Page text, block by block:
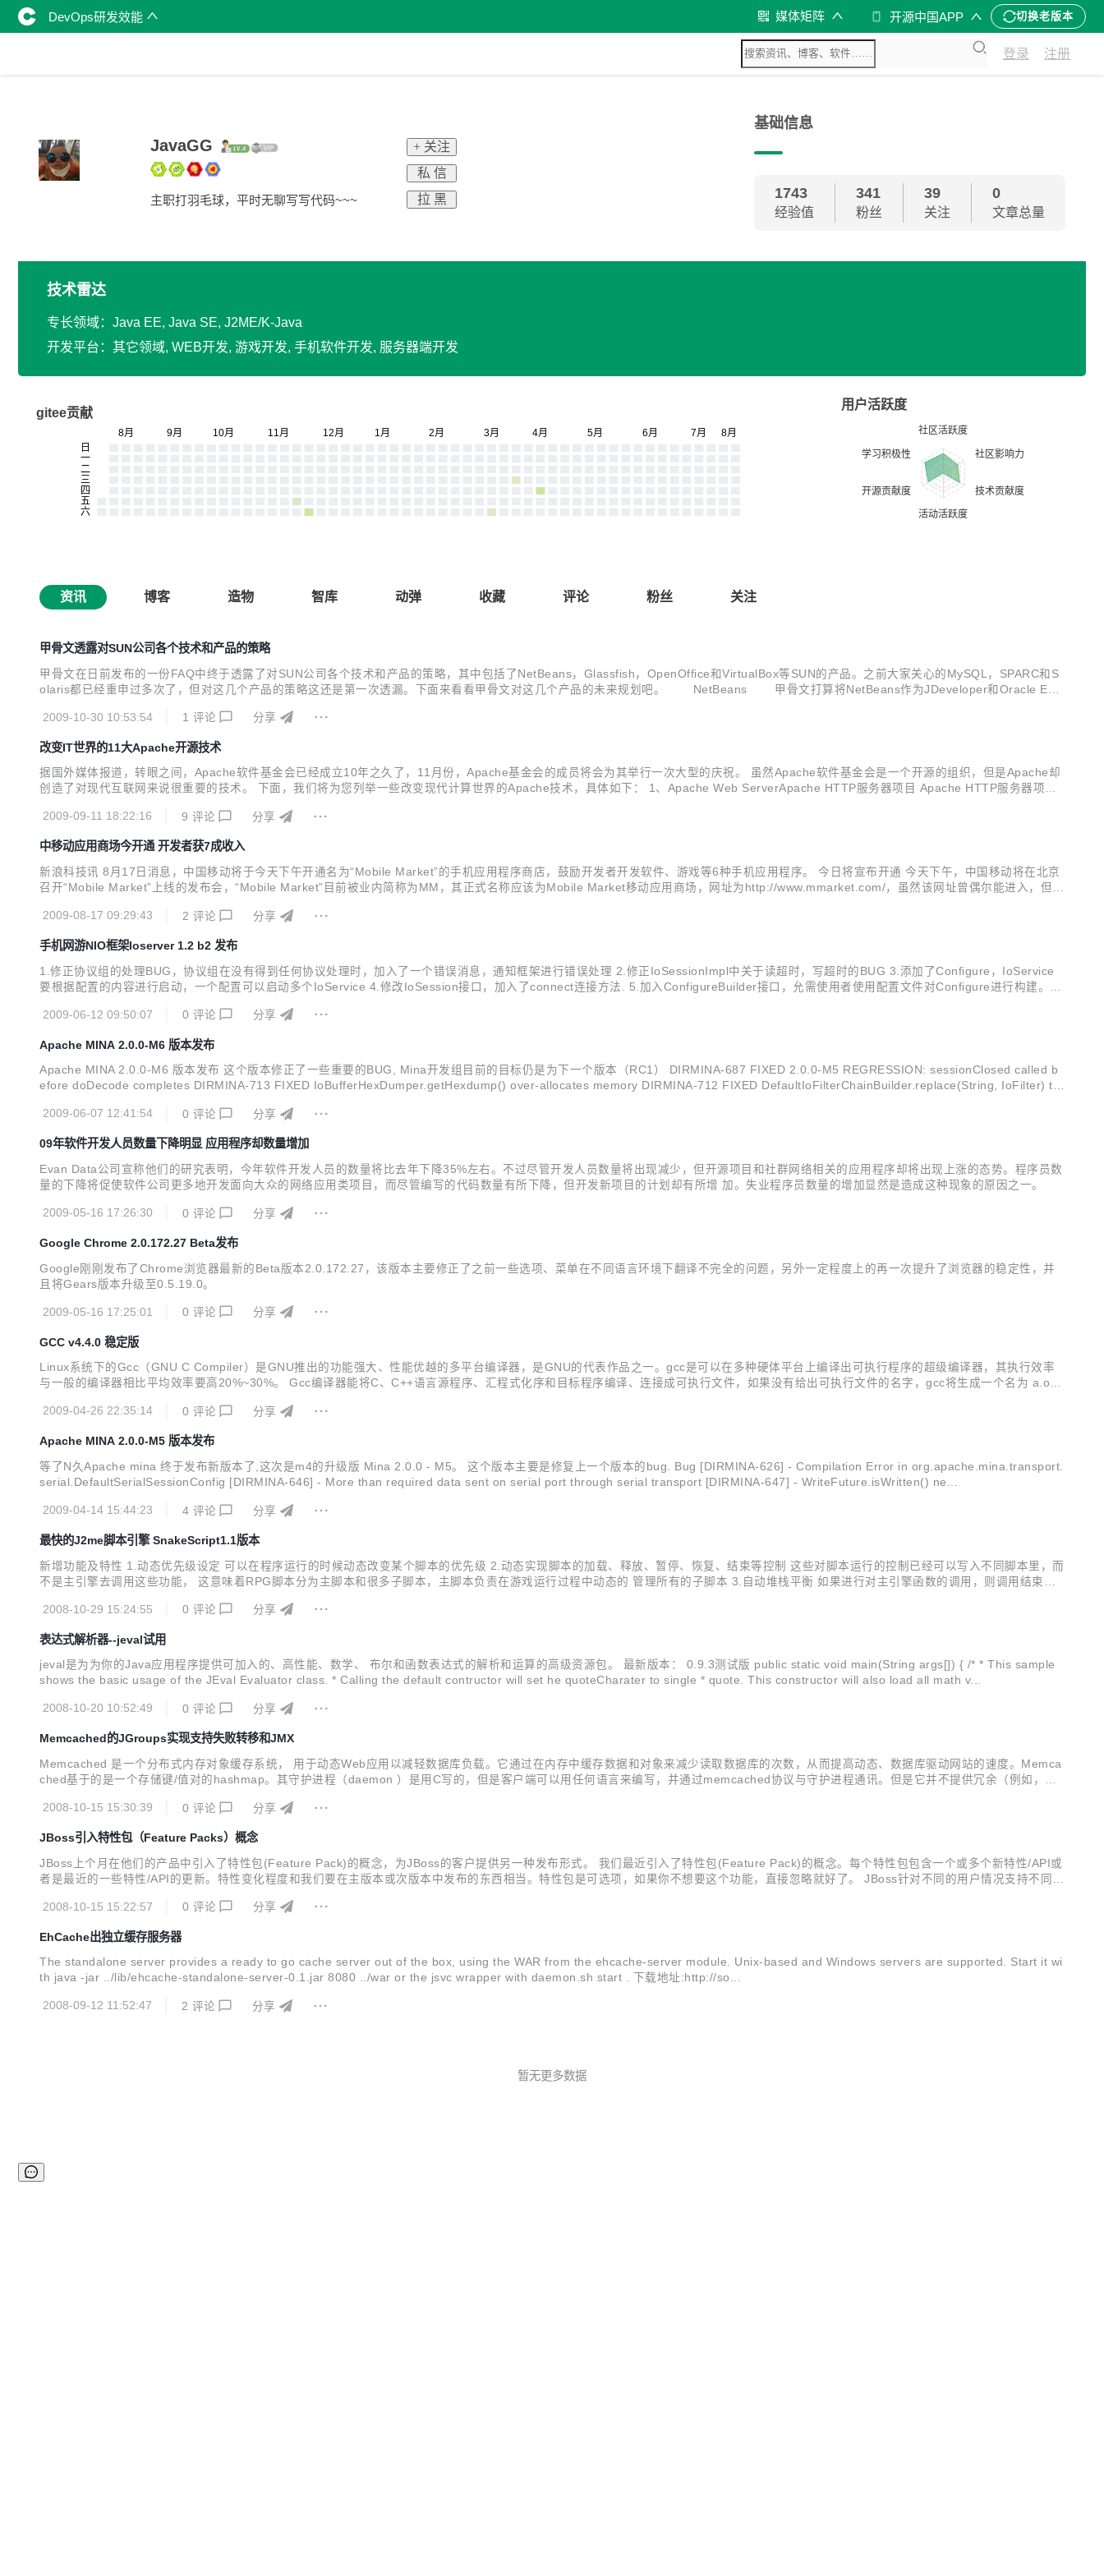
DevOps研发效能 媒体矩阵 开源中国APP 切换老版本
登录 注册
JavaGG
主职打羽毛球，平时无聊写写代码~~~
+ 关注
私 信
拉 黑
基础信息
1743
经验值
341
粉丝
39
关注
0
文章总量
技术雷达
专长领域：Java EE, Java SE, J2ME/K-Java
开发平台：其它领域, WEB开发, 游戏开发, 手机软件开发, 服务器端开发
gitee贡献
用户活跃度
资讯 博客 造物 智库 动弹 收藏 评论 粉丝 关注
甲骨文透露对SUN公司各个技术和产品的策略
甲骨文在日前发布的一份FAQ中终于透露了对SUN公司各个技术和产品的策略，其中包括了NetBeans，Glassfish，OpenOffice和VirtualBox等SUN的产品。之前大家关心的MySQL，SPARC和S
olaris都已经重申过多次了，但对这几个产品的策略这还是第一次透漏。下面来看看甲骨文对这几个产品的未来规划吧。 NetBeans 甲骨文打算将NetBeans作为JDeveloper和Oracle Ent
2009-10-30 10:53:54
1 评论 分享
改变IT世界的11大Apache开源技术
据国外媒体报道，转眼之间，Apache软件基金会已经成立10年之久了，11月份，Apache基金会的成员将会为其举行一次大型的庆祝。 虽然Apache软件基金会是一个开源的组织，但是Apache却
创造了对现代互联网来说很重要的技术。 下面，我们将为您列举一些改变现代计算世界的Apache技术，具体如下： 1、Apache Web ServerApache HTTP服务器项目 Apache HTTP服务器项目
T...
2009-09-11 18:22:16 9 评论 分享
中移动应用商场今开通 开发者获7成收入
新浪科技讯 8月17日消息，中国移动将于今天下午开通名为“Mobile Market”的手机应用程序商店，鼓励开发者开发软件、游戏等6种手机应用程序。 今日将宣布开通 今天下午，中国移动将在北京
召开“Mobile Market”上线的发布会，“Mobile Market”目前被业内简称为MM，其正式名称应该为Mobile Market移动应用商场，网址为http://www.mmarket.com/，虽然该网址曾偶尔能进入，但预
2009-08-17 09:29:43
2 评论 分享
手机网游NIO框架Ioserver 1.2 b2 发布
1.修正协议组的处理BUG，协议组在没有得到任何协议处理时，加入了一个错误消息，通知框架进行错误处理 2.修正IoSessionImpl中关于读超时，写超时的BUG 3.添加了Configure，IoService
要根据配置的内容进行启动，一个配置可以启动多个IoService 4.修改IoSession接口，加入了connect连接方法. 5.加入ConfigureBuilder接口，允需使用者使用配置文件对Configure进行构建。
2009-06-12 09:50:07
0 评论 分享
Apache MINA 2.0.0-M6 版本发布
Apache MINA 2.0.0-M6 版本发布 这个版本修正了一些重要的BUG, Mina开发组目前的目标仍是为下一个版本（RC1） DIRMINA-687 FIXED 2.0.0-M5 REGRESSION: sessionClosed called b
efore doDecode completes DIRMINA-713 FIXED IoBufferHexDumper.getHexdump() over-allocates memory DIRMINA-712 FIXED DefaultIoFilterChainBuilder.replace(String, IoFilter) t
2009-06-07 12:41:54
0 评论 分享
09年软件开发人员数量下降明显 应用程序却数量增加
Evan Data公司宣称他们的研究表明，今年软件开发人员的数量将比去年下降35%左右。不过尽管开发人员数量将出现减少，但开源项目和社群网络相关的应用程序却将出现上涨的态势。程序员数
量的下降将促使软件公司更多地开发面向大众的网络应用类项目，而尽管编写的代码数量有所下降，但开发新项目的计划却有所增 加。失业程序员数量的增加显然是造成这种现象的原因之一。
2009-05-16 17:26:30 0 评论 分享
Google Chrome 2.0.172.27 Beta发布
Google刚刚发布了Chrome浏览器最新的Beta版本2.0.172.27，该版本主要修正了之前一些选项、菜单在不同语言环境下翻译不完全的问题，另外一定程度上的再一次提升了浏览器的稳定性，并
且将Gears版本升级至0.5.19.0。
2009-05-16 17:25:01 0 评论 分享
GCC v4.4.0 稳定版
Linux系统下的Gcc（GNU C Compiler）是GNU推出的功能强大、性能优越的多平台编译器，是GNU的代表作品之一。gcc是可以在多种硬体平台上编译出可执行程序的超级编译器，其执行效率
与一般的编译器相比平均效率要高20%~30%。 Gcc编译器能将C、C++语言源程序、汇程式化序和目标程序编译、连接成可执行文件，如果没有给出可执行文件的名字，gcc将生成一个名为 a.out
2009-04-26 22:35:14
0 评论 分享
Apache MINA 2.0.0-M5 版本发布
等了N久Apache mina 终于发布新版本了,这次是m4的升级版 Mina 2.0.0 - M5。 这个版本主要是修复上一个版本的bug. Bug [DIRMINA-626] - Compilation Error in org.apache.mina.transport.
serial.DefaultSerialSessionConfig [DIRMINA-646] - More than required data sent on serial port through serial transport [DIRMINA-647] - WriteFuture.isWritten() ne...
2009-04-14 15:44:23 4 评论 分享
最快的J2me脚本引擎 SnakeScript1.1版本
新增功能及特性 1.动态优先级设定 可以在程序运行的时候动态改变某个脚本的优先级 2.动态实现脚本的加载、释放、暂停、恢复、结束等控制 这些对脚本运行的控制已经可以写入不同脚本里，而
不是主引擎去调用这些功能， 这意味着RPG脚本分为主脚本和很多子脚本，主脚本负责在游戏运行过程中动态的 管理所有的子脚本 3.自动堆栈平衡 如果进行对主引擎函数的调用，则调用结束后
持有限级别的函数调用（比如32级） 现在通过更好的方法将函数调...
2008-10-29 15:24:55 0 评论 分享
表达式解析器--jeval试用
jeval是为为你的Java应用程序提供可加入的、高性能、数学、 布尔和函数表达式的解析和运算的高级资源包。 最新版本： 0.9.3测试版 public static void main(String args[]) { /* * This sample
shows the basic usage of the JEval Evaluator class. * Calling the default contructor will set he quoteCharater to single * quote. This constructor will also load all math v...
2008-10-20 10:52:49 0 评论 分享
Memcached的JGroups实现支持失败转移和JMX
Memcached 是一个分布式内存对象缓存系统， 用于动态Web应用以减轻数据库负载。它通过在内存中缓存数据和对象来减少读取数据库的次数，从而提高动态、数据库驱动网站的速度。Memca
ched基于的是一个存储键/值对的hashmap。其守护进程（daemon ）是用C写的，但是客户端可以用任何语言来编写，并通过memcached协议与守护进程通讯。但是它并不提供冗余（例如，复
2008-10-15 15:30:39
0 评论 分享
JBoss引入特性包（Feature Packs）概念
JBoss上个月在他们的产品中引入了特性包(Feature Pack)的概念，为JBoss的客户提供另一种发布形式。 我们最近引入了特性包(Feature Pack)的概念。每个特性包包含一个或多个新特性/API或
者是最近的一些特性/API的更新。特性变化程度和我们要在主版本或次版本中发布的东西相当。特性包是可选项，如果你不想要这个功能，直接忽略就好了。 JBoss针对不同的用户情况支持不同发
2008-10-15 15:22:57
0 评论 分享
EhCache出独立缓存服务器
The standalone server provides a ready to go cache server out of the box, using the WAR from the ehcache-server module. Unix-based and Windows servers are supported. Start it wi
th java -jar ../lib/ehcache-standalone-server-0.1.jar 8080 ../war or the jsvc wrapper with daemon.sh start . 下载地址:http://so...
2008-09-12 11:52:47 2 评论 分享
暂无更多数据